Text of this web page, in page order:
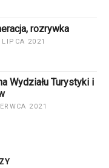
rozrywka
LIPCA 2021
Wydziału Turystyki i
2021